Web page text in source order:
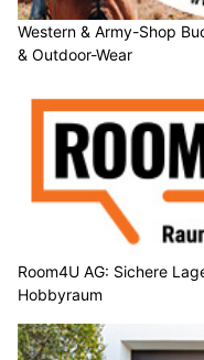
Western & Army-Shop
& Outdoor-Wear
Room4U AG: Sichere
Hobbyraum